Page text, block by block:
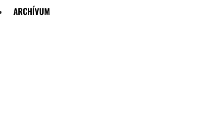
ARCHÍVUM